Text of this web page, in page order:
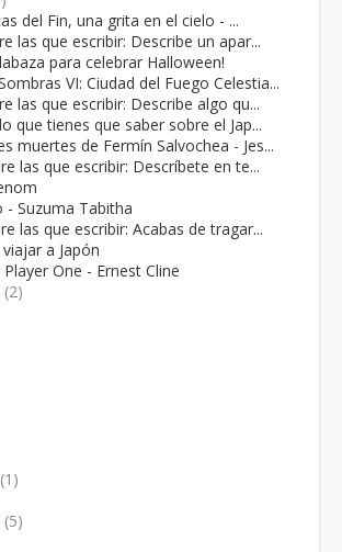
del Fin, una grita en el cielo - ...
las que escribir: Describe un apar...
para celebrar Halloween!
VI: Ciudad del Fuego Celestia...
las que escribir: Describe algo qu...
que tienes que saber sobre el Jap...
muertes de Fermín Salvochea - Jes...
las que escribir: Descríbete en te...
- Suzuma Tabitha
las que escribir: Acabas de tragar...
a Japón
Player One - Ernest Cline
(2)
(1)
(5)